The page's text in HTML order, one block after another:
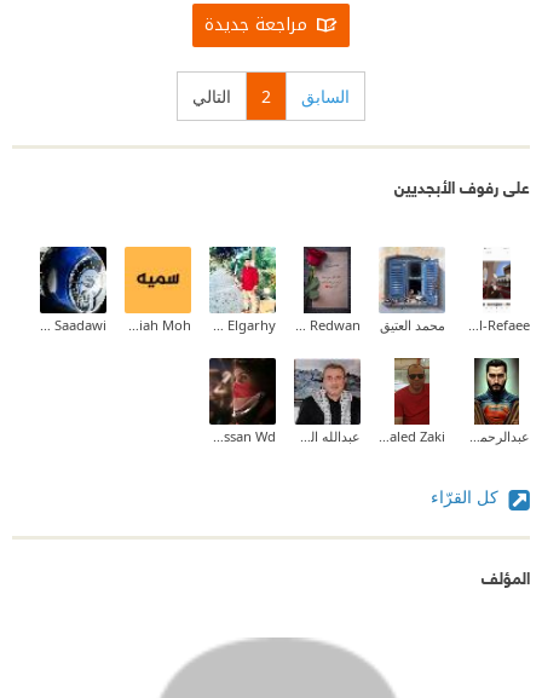
مراجعة جديدة
السابق 2 التالي
على رفوف الأبجديين
Fatma Al-Refaee محمد العتيق Nour Redwan
Mhmd Rmdn Elgarhy
somiah Moh
Abood Saadawi
عبدالرحمن ع. الطناني Khaled Zaki عبدالله الخطيب Wassan Wd
كل القرّاء
المؤلف